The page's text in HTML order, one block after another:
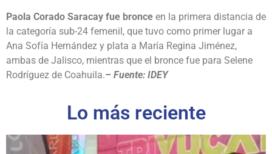
Paola Corado Saracay fue bronce en la primera distancia de
la categoría sub-24 femenil, que tuvo como primer lugar a
Ana Sofía Hernández y plata a María Regina Jiménez,
ambas de Jalisco, mientras que el bronce fue para Selene
Rodríguez de Coahuila.– Fuente: IDEY
Lo más reciente